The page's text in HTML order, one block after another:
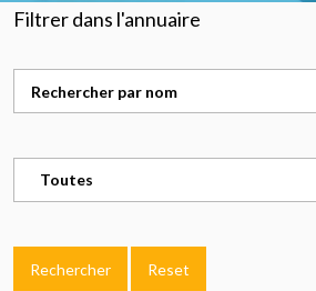
Filtrer dans l'annuaire
Toutes
Rechercher Reset